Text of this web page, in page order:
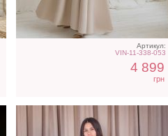
Артикул:
VIN-11-338-053
4 899
грн
с разрезом